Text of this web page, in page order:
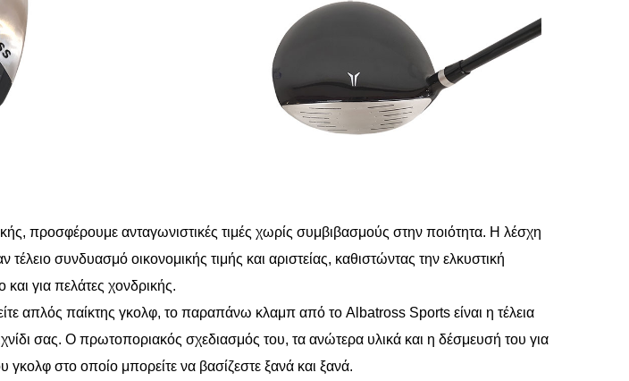
προσφέρουμε ανταγωνιστικές τιμές χωρίς συμβιβασμούς στην ποιότητα. Η λέσχη
συνδυασμό οικονομικής τιμής και αριστείας, καθιστώντας την ελκυστική
για πελάτες χονδρικής.
είτε απλός παίκτης γκολφ, το παραπάνω κλαμπ από το Albatross Sports είναι η τέλεια
σας. Ο πρωτοποριακός σχεδιασμός του, τα ανώτερα υλικά και η δέσμευσή του για
γκολφ στο οποίο μπορείτε να βασίζεστε ξανά και ξανά.